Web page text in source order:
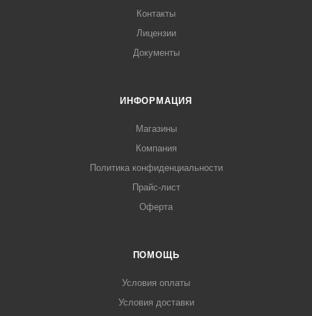
Контакты
Лицензии
Документы
ИНФОРМАЦИЯ
Магазины
Компания
Политика конфиденциальности
Прайс-лист
Оферта
ПОМОЩЬ
Условия оплаты
Условия доставки